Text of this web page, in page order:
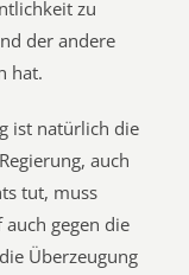
zu
der andere
hat.
ist natürlich die
auch
tut, muss
gegen die
Überzeugung